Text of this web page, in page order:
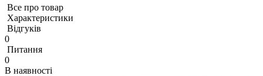
Все про товар
Характеристики
Відгуків
0
Питання
0
В наявності